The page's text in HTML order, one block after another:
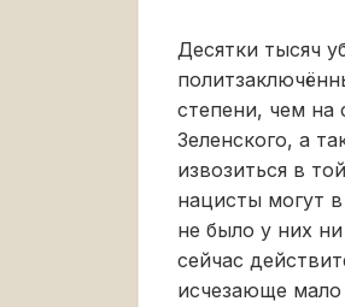
Десятки тысяч
степени, чем на
Зеленского, а
извозиться в
нацисты могут
не было у них
сейчас
исчезающе